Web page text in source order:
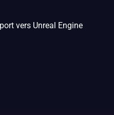
vers Unreal Engine